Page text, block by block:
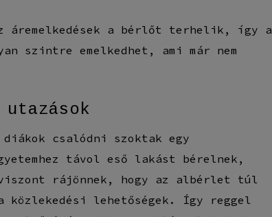
áremelkedések a bérlőt terhelik, így a
szintre emelkedhet, ami már nem
csalódni szoktak egy
távol eső lakást bérelnek,
rájönnek, hogy az albérlet túl
közlekedési lehetőségek. Így reggel